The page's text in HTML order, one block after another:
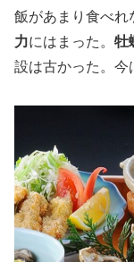
飯があまり食べれ
力にはまった。 牡
設は古かった。今